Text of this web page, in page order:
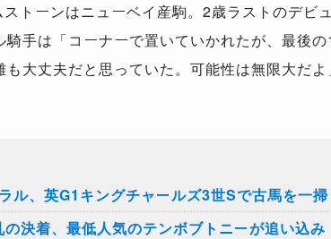
トーンはニューベイ産駒。 2歳ラストのデビ
手は「コーナーで置いていかれたが、最後の
大丈夫だと思っていた。可能性は無限大だ
ル、英G1キングチャールズ3世Sで古馬を一掃
決着、最低人気のテンボブトニーが追い込み